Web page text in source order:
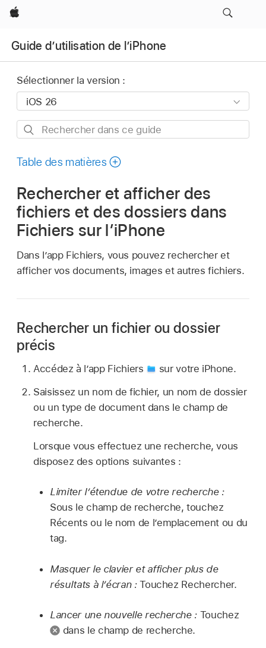
Apple
Guide d’utilisation de l’iPhone
Sélectionner la version :
Rechercher
ce
Table des matières
Rechercher et afficher des
fichiers et des dossiers dans
Fichiers sur l’iPhone
Dans l’app Fichiers, vous pouvez rechercher et
afficher vos documents, images et autres fichiers.
Rechercher un fichier ou dossier
précis
Accédez à l’app Fichiers
sur votre iPhone.
Saisissez un nom de fichier, un nom de dossier
ou un type de document dans le champ de
recherche.
Lorsque vous effectuez une recherche, vous
disposez des options suivantes :
Limiter l’étendue de votre recherche :
Sous le champ de recherche, touchez
Récents ou le nom de l’emplacement ou du
tag.
Masquer le clavier et afficher plus de
résultats à l’écran :Touchez Rechercher.
Lancer une nouvelle recherche : Touchez
dans le champ de recherche.